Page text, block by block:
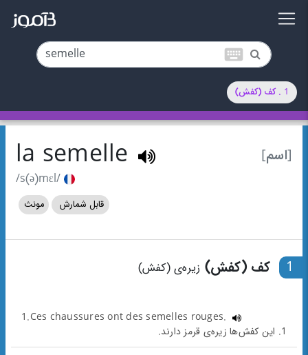
keyboard
1 . کف (کفش)
[اسم] la semelle
/s(ə)mɛl/
قابل شمارش مونث
1 کف (کفش) زیره‌ی (کفش)
1.Ces chaussures ont des semelles rouges.
1. این کفش‌ها زیره‌ی قرمز دارند.